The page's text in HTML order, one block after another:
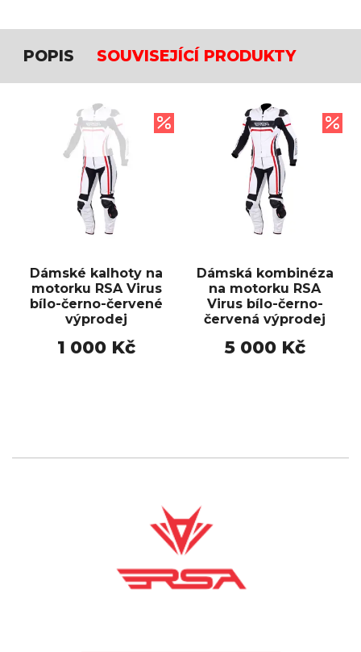
POPIS SOUVISEJÍCÍ PRODUKTY
Dámské kalhoty na
motorku RSA Virus
bílo-černo-červené
výprodej
1 000 Kč
Dámská kombinéza
na motorku RSA
Virus bílo-černo-
červená výprodej
5 000 Kč